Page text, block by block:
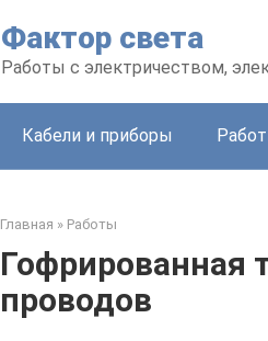
Фактор света
Работы с электричеством,
Кабели и приборы
Главная » Работы
Гофрированная
проводов